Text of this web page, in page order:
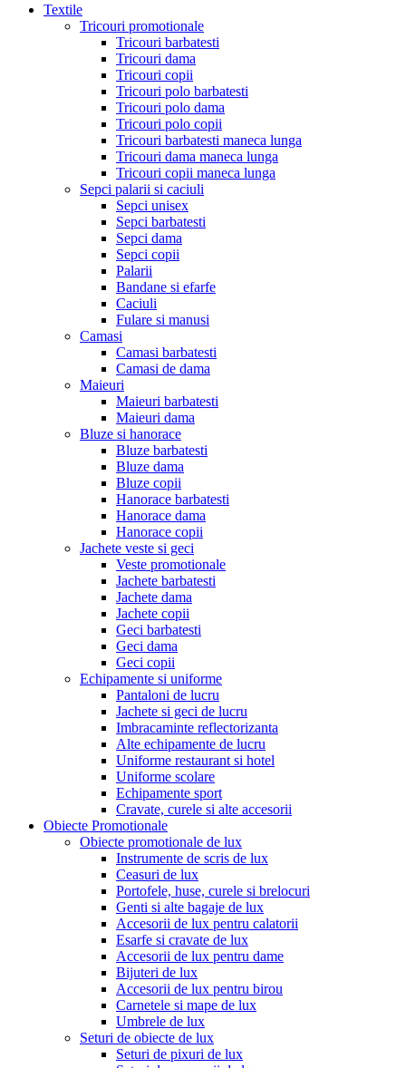
Textile
Tricouri promotionale
Tricouri barbatesti
Tricouri dama
Tricouri copii
Tricouri polo barbatesti
Tricouri polo dama
Tricouri polo copii
Tricouri barbatesti maneca lunga
Tricouri dama maneca lunga
Tricouri copii maneca lunga
Sepci palarii si caciuli
Sepci unisex
Sepci barbatesti
Sepci dama
Sepci copii
Palarii
Bandane si efarfe
Caciuli
Fulare si manusi
Camasi
Camasi barbatesti
Camasi de dama
Maieuri
Maieuri barbatesti
Maieuri dama
Bluze si hanorace
Bluze barbatesti
Bluze dama
Bluze copii
Hanorace barbatesti
Hanorace dama
Hanorace copii
Jachete veste si geci
Veste promotionale
Jachete barbatesti
Jachete dama
Jachete copii
Geci barbatesti
Geci dama
Geci copii
Echipamente si uniforme
Pantaloni de lucru
Jachete si geci de lucru
Imbracaminte reflectorizanta
Alte echipamente de lucru
Uniforme restaurant si hotel
Uniforme scolare
Echipamente sport
Cravate, curele si alte accesorii
Obiecte Promotionale
Obiecte promotionale de lux
Instrumente de scris de lux
Ceasuri de lux
Portofele, huse, curele si brelocuri
Genti si alte bagaje de lux
Accesorii de lux pentru calatorii
Esarfe si cravate de lux
Accesorii de lux pentru dame
Bijuteri de lux
Accesorii de lux pentru birou
Carnetele si mape de lux
Umbrele de lux
Seturi de obiecte de lux
Seturi de pixuri de lux